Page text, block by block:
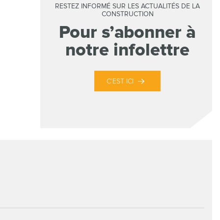
RESTEZ INFORMÉ SUR LES ACTUALITÉS DE LA
CONSTRUCTION
Pour s’abonner à
notre infolettre
C’EST ICI